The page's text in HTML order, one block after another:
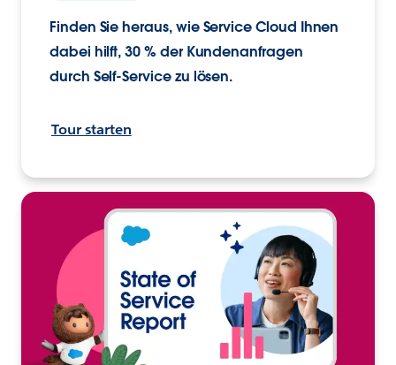
Finden Sie heraus, wie Service Cloud Ihnen
dabei hilft, 30 % der Kundenanfragen
durch Self-Service zu lösen.
Tour starten